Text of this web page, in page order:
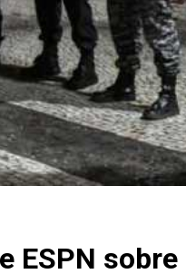
ESPN